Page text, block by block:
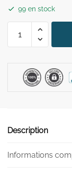
99 en stock
Oudjat
Description
Informations